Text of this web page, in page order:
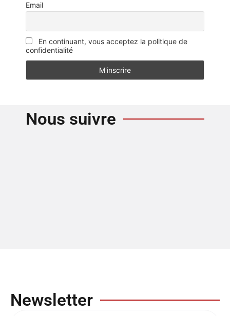
Email
En continuant, vous acceptez la politique de
confidentialité
Nous suivre
Newsletter